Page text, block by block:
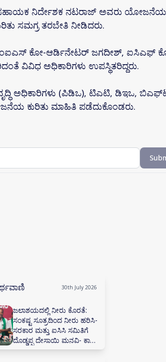
ನಿರ್ದೇಶಕ ನಟರಾಜ್ ಅವರು ಯೋಜನೆಯ
ಸಮಗ್ರ ತರಬೇತಿ ನೀಡಿದರು.
ಎಂಐಎಸ್ ಕೋ-ಆರ್ಡಿನೇಟರ್ ಜಗದೀಶ್, ಐಸಿಎಫ್
ವಿವಿಧ ಅಧಿಕಾರಿಗಳು ಉಪಸ್ಥಿತರಿದ್ದರು.
ಅಧಿಕಾರಿಗಳು (ಪಿಡಿಒ), ಟಿಎಟಿ, ಡಿಇಒ,
ಕುರಿತು ಮಾಹಿತಿ ಪಡೆದುಕೊಂಡರು.
30th July 2026
ಜಲಾಶಯದಲ್ಲಿ ನೀರು ಕೊರತೆ:
ಸಂಕಷ್ಟ ಸೂತ್ರದಿಂದ ನೀರು ಹರಿಸಿ-
ಸರಕಾರ ಮತ್ತು ಐಸಿಸಿ ಸಮಿತಿಗೆ
ದೊಡ್ಡಪ್ಪ ದೇಸಾಯಿ ಮನವಿ- ಕಾಡಾ
ಕಚೇರಿಯಲ್ಲಿ ನೀರಾವರಿ ಸಲಹಾ